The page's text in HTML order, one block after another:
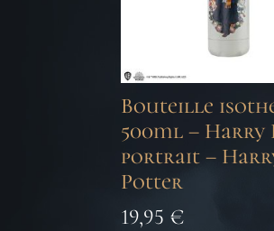
Bouteille
500ml – Harry
portrait –
Potter
19,95 €